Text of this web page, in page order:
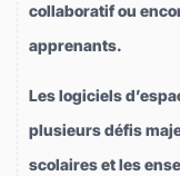
collaboratif ou
apprenants.
Les logiciels
plusieurs défis
scolaires et les